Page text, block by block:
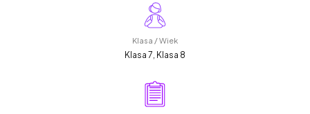
Klasa / Wiek
Klasa 7, Klasa 8